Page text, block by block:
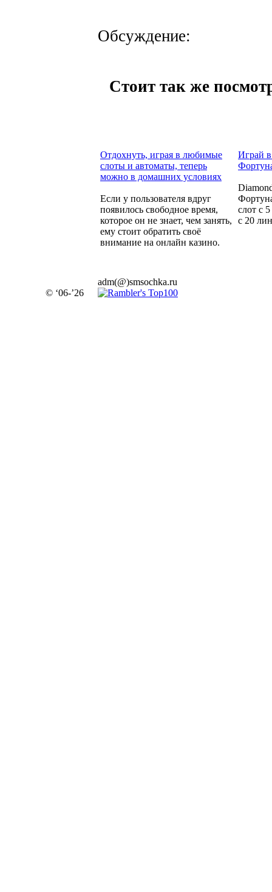
Обсуждение:
Стоит так же
Отдохнуть, играя в любимые
слоты и автоматы, теперь
можно в домашних условиях
Если у пользователя вдруг
появилось свободное время,
которое он не знает, чем занять,
ему стоит обратить своё
внимание на онлайн казино.
Играй
слот с
с 20
© ‘06-’26
adm(@)smsochka.ru